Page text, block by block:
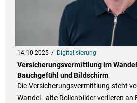
14.10.2025 Digitalisierung
Versicherungsvermittlung im
Bauchgefühl und Bildschirm
Die Versicherungsvermittlung steht
Wandel - alte Rollenbilder verlieren an